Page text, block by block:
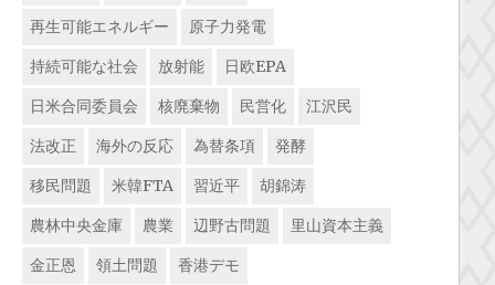
再生可能エネルギー
原子力発電
持続可能な社会
放射能
日欧EPA
日米合同委員会
核廃棄物 民営化
江沢民
法改正
海外の反応 為替条項
発酵
移民問題
米韓FTA 習近平
胡錦涛
農林中央金庫
農業 辺野古問題
里山資本主義
金正恩
領土問題 香港デモ